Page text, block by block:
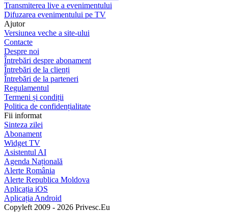
Transmiterea live a evenimentului
Difuzarea evenimentului pe TV
Ajutor
Versiunea veche a site-ului
Contacte
Despre noi
Întrebări despre abonament
Întrebări de la clienți
Întrebări de la parteneri
Regulamentul
Termeni și condiții
Politica de confidențialitate
Fii informat
Sinteza zilei
Abonament
Widget TV
Asistentul AI
Agenda Națională
Alerte România
Alerte Republica Moldova
Aplicația iOS
Aplicația Android
Copyleft 2009 - 2026 Privesc.Eu